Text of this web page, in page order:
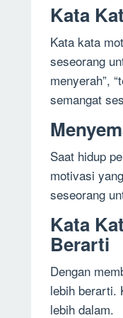
Kata
Kata kata
seseorang
menyerah”,
semangat
Saat hidup
motivasi
seseorang
Kata
Berarti
Dengan
lebih berarti.
lebih dalam.